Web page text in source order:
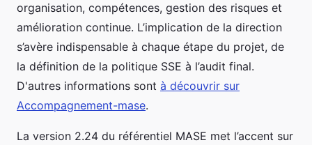
organisation, compétences, gestion des risques et
amélioration continue. L’implication de la direction
s’avère indispensable à chaque étape du projet, de
la définition de la politique SSE à l’audit final.
D'autres informations sont à découvrir sur
Accompagnement-mase.
La version 2.24 du référentiel MASE met l’accent sur